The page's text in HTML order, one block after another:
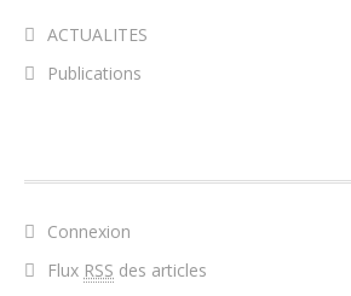
ACTUALITES
Publications
Connexion
Flux RSS des articles